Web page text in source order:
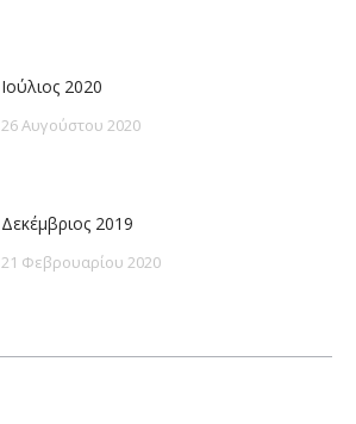
Ιούλιος 2020
26 Αυγούστου 2020
Δεκέμβριος 2019
21 Φεβρουαρίου 2020